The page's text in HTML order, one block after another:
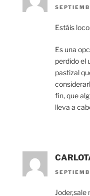
Estáis
Es una
perdido el
pastizal
fin, que
lleva a